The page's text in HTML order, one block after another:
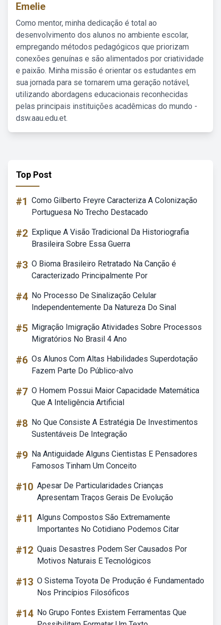
Emelie
Como mentor, minha dedicação é total ao
desenvolvimento dos alunos no ambiente escolar,
empregando métodos pedagógicos que priorizam
conexões genuínas e são alimentados por criatividade
e paixão. Minha missão é orientar os estudantes em
sua jornada para se tornarem uma geração notável,
utilizando abordagens educacionais reconhecidas
pelas principais instituições acadêmicas do mundo -
dsw.aau.edu.et.
Top Post
#1 Como Gilberto Freyre Caracteriza A Colonização
Portuguesa No Trecho Destacado
#2 Explique A Visão Tradicional Da Historiografia
Brasileira Sobre Essa Guerra
#3 O Bioma Brasileiro Retratado Na Canção é
Caracterizado Principalmente Por
#4 No Processo De Sinalização Celular
Independentemente Da Natureza Do Sinal
#5 Migração Imigração Atividades Sobre Processos
Migratórios No Brasil 4 Ano
#6 Os Alunos Com Altas Habilidades Superdotação
Fazem Parte Do Público-alvo
#7 O Homem Possui Maior Capacidade Matemática
Que A Inteligência Artificial
#8 No Que Consiste A Estratégia De Investimentos
Sustentáveis De Integração
#9 Na Antiguidade Alguns Cientistas E Pensadores
Famosos Tinham Um Conceito
#10 Apesar De Particularidades Crianças
Apresentam Traços Gerais De Evolução
#11 Alguns Compostos São Extremamente
Importantes No Cotidiano Podemos Citar
#12 Quais Desastres Podem Ser Causados Por
Motivos Naturais E Tecnológicos
#13 O Sistema Toyota De Produção é Fundamentado
Nos Princípios Filosóficos
#14 No Grupo Fontes Existem Ferramentas Que